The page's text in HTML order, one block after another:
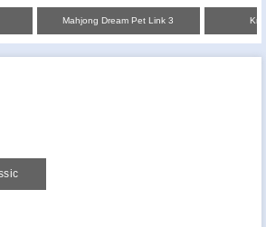
Mahjong Dream Pet Link 3